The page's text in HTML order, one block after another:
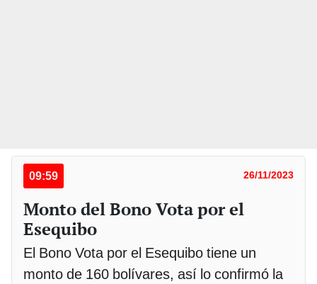
09:59 26/11/2023
Monto del Bono Vota por el
Esequibo
El Bono Vota por el Esequibo tiene un
monto de 160 bolívares, así lo confirmó la